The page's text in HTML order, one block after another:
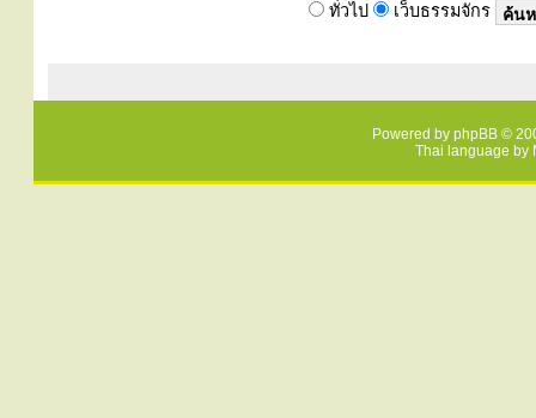
ทั่วไป เว็บธรรมจักร
Powered by phpBB ©
Thai language by